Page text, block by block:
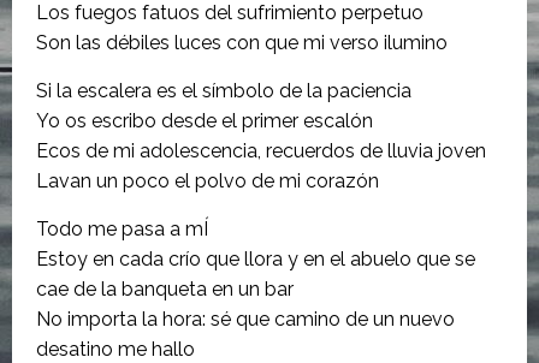
Los fuegos fatuos del sufrimiento perpetuo
Son las débiles luces con que mi verso ilumino
Si la escalera es el símbolo de la paciencia
Yo os escribo desde el primer escalón
Ecos de mi adolescencia, recuerdos de lluvia joven
Lavan un poco el polvo de mi corazón
Todo me pasa a mÍ
Estoy en cada crío que llora y en el abuelo que se
cae de la banqueta en un bar
No importa la hora: sé que camino de un nuevo
desatino me hallo